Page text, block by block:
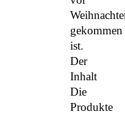
gekommen
ist.
Der
Inhalt
Die
Produkte